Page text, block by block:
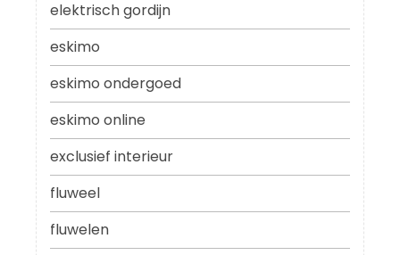
elektrisch gordijn
eskimo
eskimo ondergoed
eskimo online
exclusief interieur
fluweel
fluwelen